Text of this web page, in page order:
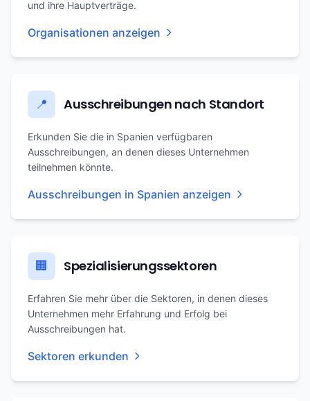
und ihre Hauptverträge.
Organisationen anzeigen
📍 Ausschreibungen nach Standort
Erkunden Sie die in Spanien verfügbaren
Ausschreibungen, an denen dieses Unternehmen
teilnehmen könnte.
Ausschreibungen in Spanien anzeigen
🏢 Spezialisierungssektoren
Erfahren Sie mehr über die Sektoren, in denen dieses
Unternehmen mehr Erfahrung und Erfolg bei
Ausschreibungen hat.
Sektoren erkunden